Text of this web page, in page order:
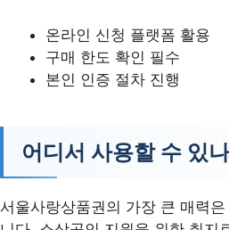
온라인 신청 플랫폼 활용
구매 한도 확인 필수
본인 인증 절차 진행
어디서 사용할 수 있
서울사랑상품권의 가장 큰 매력